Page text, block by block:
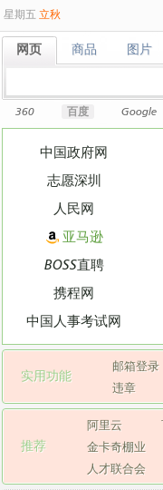
星期五 立秋
网页
网页 商品
商品 图片
图片
360 百度 Google
中国政府网
志愿深圳
人民网
亚马逊
BOSS直聘
携程网
中国人事考试网
实用功能
邮箱登录
违章
推荐
阿里云
金卡奇棚业
人才联合会